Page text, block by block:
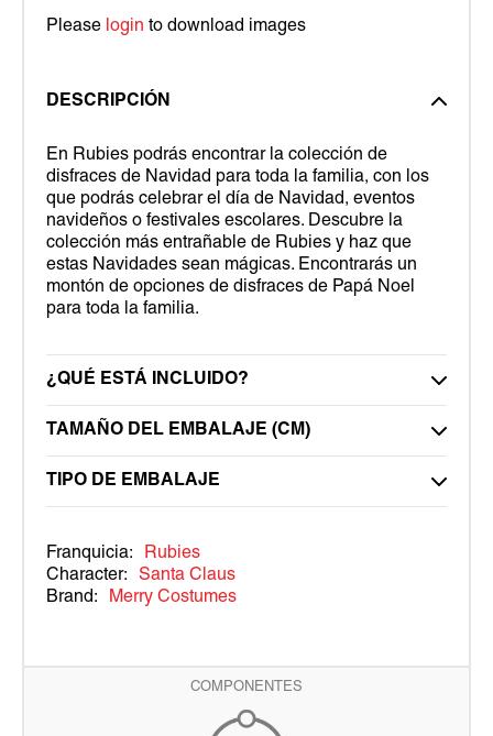
COMPONENTES
Please login to download images
DESCRIPCIÓN
En Rubies podrás encontrar la colección de
disfraces de Navidad para toda la familia, con los
que podrás celebrar el día de Navidad, eventos
navideños o festivales escolares. Descubre la
colección más entrañable de Rubies y haz que
estas Navidades sean mágicas. Encontrarás un
montón de opciones de disfraces de Papá Noel
para toda la familia.
¿QUÉ ESTÁ INCLUIDO?
TAMAÑO DEL EMBALAJE (CM)
TIPO DE EMBALAJE
Franquicia:
Rubies
Character:
Santa Claus
Brand:
Merry Costumes